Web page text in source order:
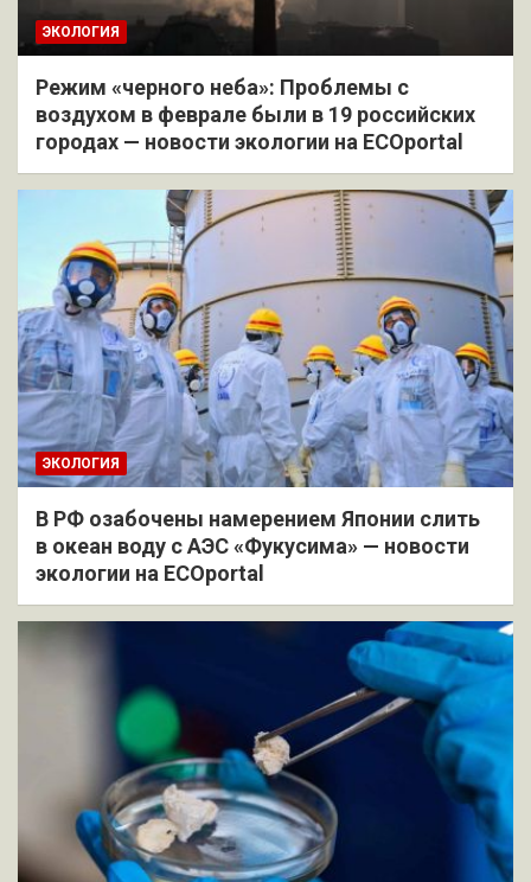
ЭКОЛОГИЯ
Режим «черного неба»: Проблемы с
воздухом в феврале были в 19 российских
городах — новости экологии на ECOportal
ЭКОЛОГИЯ
В РФ озабочены намерением Японии слить
в океан воду с АЭС «Фукусима» — новости
экологии на ECOportal